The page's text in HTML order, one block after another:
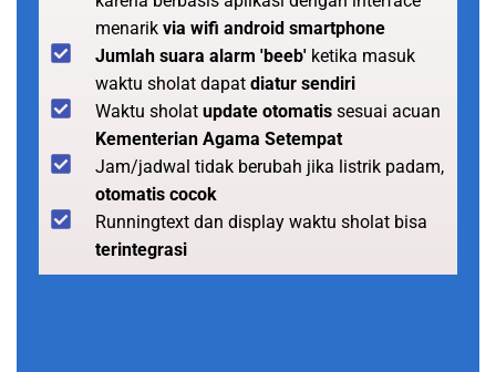
menarik via wifi android smartphone
Jumlah suara alarm 'beeb' ketika masuk
waktu sholat dapat diatur sendiri
Waktu sholat update otomatis sesuai acuan
Kementerian Agama Setempat
Jam/jadwal tidak berubah jika listrik padam,
otomatis cocok
Runningtext dan display waktu sholat bisa
terintegrasi